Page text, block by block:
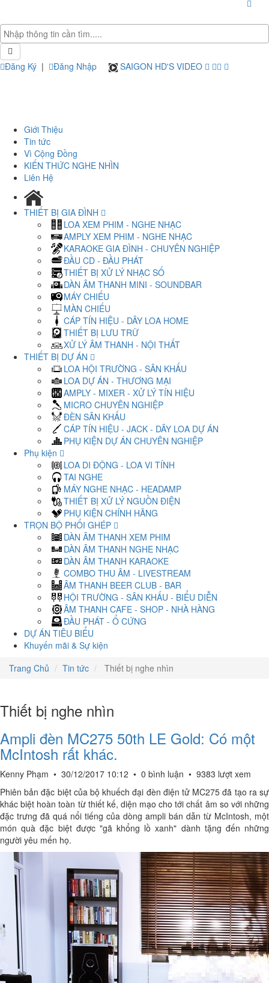
Đăng Ký | Đăng Nhập SAIGON HD'S VIDEO
Giới Thiệu
Tin tức
Vì Cộng Đồng
KIẾN THỨC NGHE NHÌN
Liên Hệ
THIẾT BỊ GIA ĐÌNH
LOA XEM PHIM - NGHE NHẠC
AMPLY XEM PHIM - NGHE NHẠC
KARAOKE GIA ĐÌNH - CHUYÊN NGHIỆP
ĐẦU CD - ĐẦU PHÁT
THIẾT BỊ XỬ LÝ NHẠC SỐ
DÀN ÂM THANH MINI - SOUNDBAR
MÁY CHIẾU
MÀN CHIẾU
CÁP TÍN HIỆU - DÂY LOA HOME
THIẾT BỊ LƯU TRỮ
XỬ LÝ ÂM THANH - NỘI THẤT
THIẾT BỊ DỰ ÁN
LOA HỘI TRƯỜNG - SÂN KHẤU
LOA DỰ ÁN - THƯƠNG MẠI
AMPLY - MIXER - XỬ LÝ TÍN HIỆU
MICRO CHUYÊN NGHIỆP
ĐÈN SÂN KHẤU
CÁP TÍN HIỆU - JACK - DÂY LOA DỰ ÁN
PHỤ KIỆN DỰ ÁN CHUYÊN NGHIỆP
Phụ kiện
LOA DI ĐỘNG - LOA VI TÍNH
TAI NGHE
MÁY NGHE NHẠC - HEADAMP
THIẾT BỊ XỬ LÝ NGUỒN ĐIỆN
PHỤ KIỆN CHÍNH HÃNG
TRỌN BỘ PHỐI GHÉP
DÀN ÂM THANH XEM PHIM
DÀN ÂM THANH NGHE NHẠC
DÀN ÂM THANH KARAOKE
COMBO THU ÂM - LIVESTREAM
ÂM THANH BEER CLUB - BAR
HỘI TRƯỜNG - SÂN KHẤU - BIỂU DIỄN
ÂM THANH CAFE - SHOP - NHÀ HÀNG
ĐẦU PHÁT - Ổ CỨNG
DỰ ÁN TIÊU BIỂU
Khuyến mãi & Sự kiện
Trang Chủ
Tin tức Thiết bị nghe nhìn
Thiết bị nghe nhìn
Ampli đèn MC275 50th LE Gold: Có một
McIntosh rất khác.
Kenny Phạm • 30/12/2017 10:12 • 0 bình luận • 9383 lượt xem
Phiên bản đặc biệt của bộ khuếch đại đèn điện tử MC275 đã tạo ra sự
khác biệt hoàn toàn từ thiết kế, diện mạo cho tới chất âm so với những
đặc trưng đã quá nổi tiếng của dòng ampli bán dẫn từ McIntosh, một
món quà đặc biệt được "gã khổng lồ xanh" dành tặng đến những
người yêu mến họ.